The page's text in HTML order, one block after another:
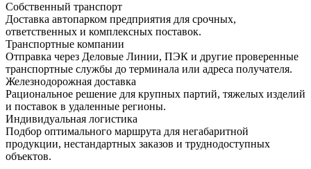
Собственный транспорт
Доставка автопарком предприятия для срочных,
ответственных и комплексных поставок.
Транспортные компании
Отправка через Деловые Линии, ПЭК и другие проверенные
транспортные службы до терминала или адреса получателя.
Железнодорожная доставка
Рациональное решение для крупных партий, тяжелых изделий
и поставок в удаленные регионы.
Индивидуальная логистика
Подбор оптимального маршрута для негабаритной
продукции, нестандартных заказов и труднодоступных
объектов.